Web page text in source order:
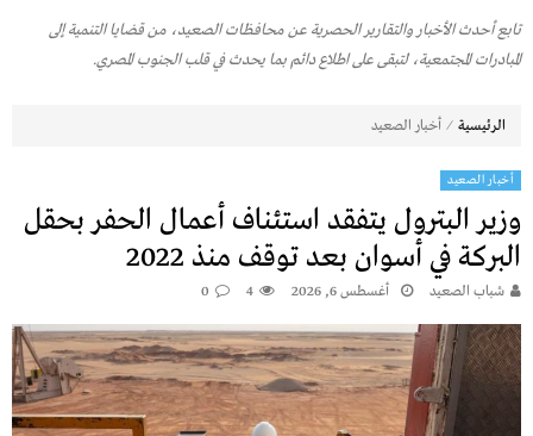
تابع أحدث الأخبار والتقارير الحصرية عن محافظات الصعيد، من قضايا التنمية إلى
المبادرات المجتمعية، لتبقى على اطلاع دائم بما يحدث في قلب الجنوب المصري.
الرئيسية ⁄ أخبار الصعيد
أخبار الصعيد
وزير البترول يتفقد استئناف أعمال الحفر بحقل
البركة في أسوان بعد توقف منذ 2022
شباب الصعيد أغسطس 6, 2026 4
0